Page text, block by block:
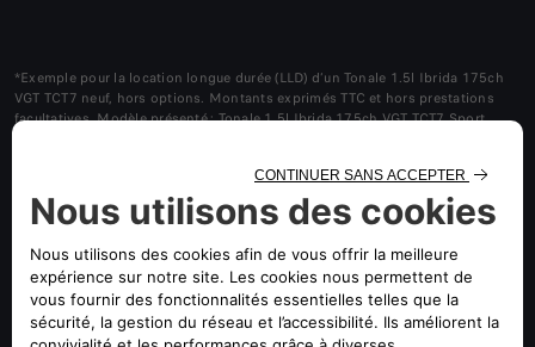
*Exemple pour la location longue durée (LLD) d’un Tonale 1.5l Ibrida 175ch
VGT TCT7 neuf, hors options. Montants exprimés TTC et hors prestations
facultatives. Modèle présenté : Tonale 1.5l Ibrida 175ch VGT TCT7 Sport
pour toute LLD à usage privée d'un Tonale neuf dans le réseau Alfa Romeo
participant, sous réserve d’acceptation du dossier par CREDIPAR, loueur et
SA au capital de 138.517.008 €, RCS Versailles n° 317 425 981, ORIAS
Gamme Alfa Romeo Tonale: Consommation cycle mixte WLTP (l/100 km) : 6,5
- 6,2 ; Émissions de CO² WLTP (g/km) : 134 - 128